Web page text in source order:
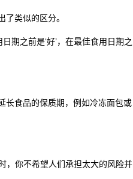
类似的区分。
期之前是‘好’，在最佳食用日期之
长食品的保质期，例如冷冻面包或
，你不希望人们承担太大的风险并